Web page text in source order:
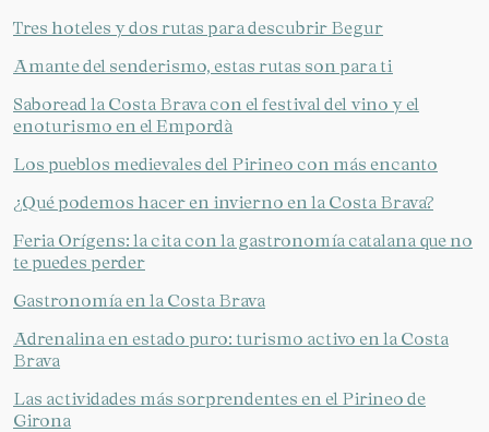
Tres hoteles y dos rutas para descubrir Begur
Amante del senderismo, estas rutas son para ti
Saboread la Costa Brava con el festival del vino y el
enoturismo en el Empordà
Los pueblos medievales del Pirineo con más encanto
¿Qué podemos hacer en invierno en la Costa Brava?
Feria Orígens: la cita con la gastronomía catalana que no
te puedes perder
Gastronomía en la Costa Brava
Adrenalina en estado puro: turismo activo en la Costa
Brava
Las actividades más sorprendentes en el Pirineo de
Girona